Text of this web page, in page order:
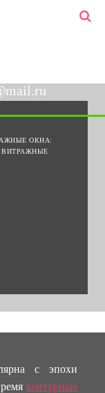
ОКНА:
с эпохи
контурные